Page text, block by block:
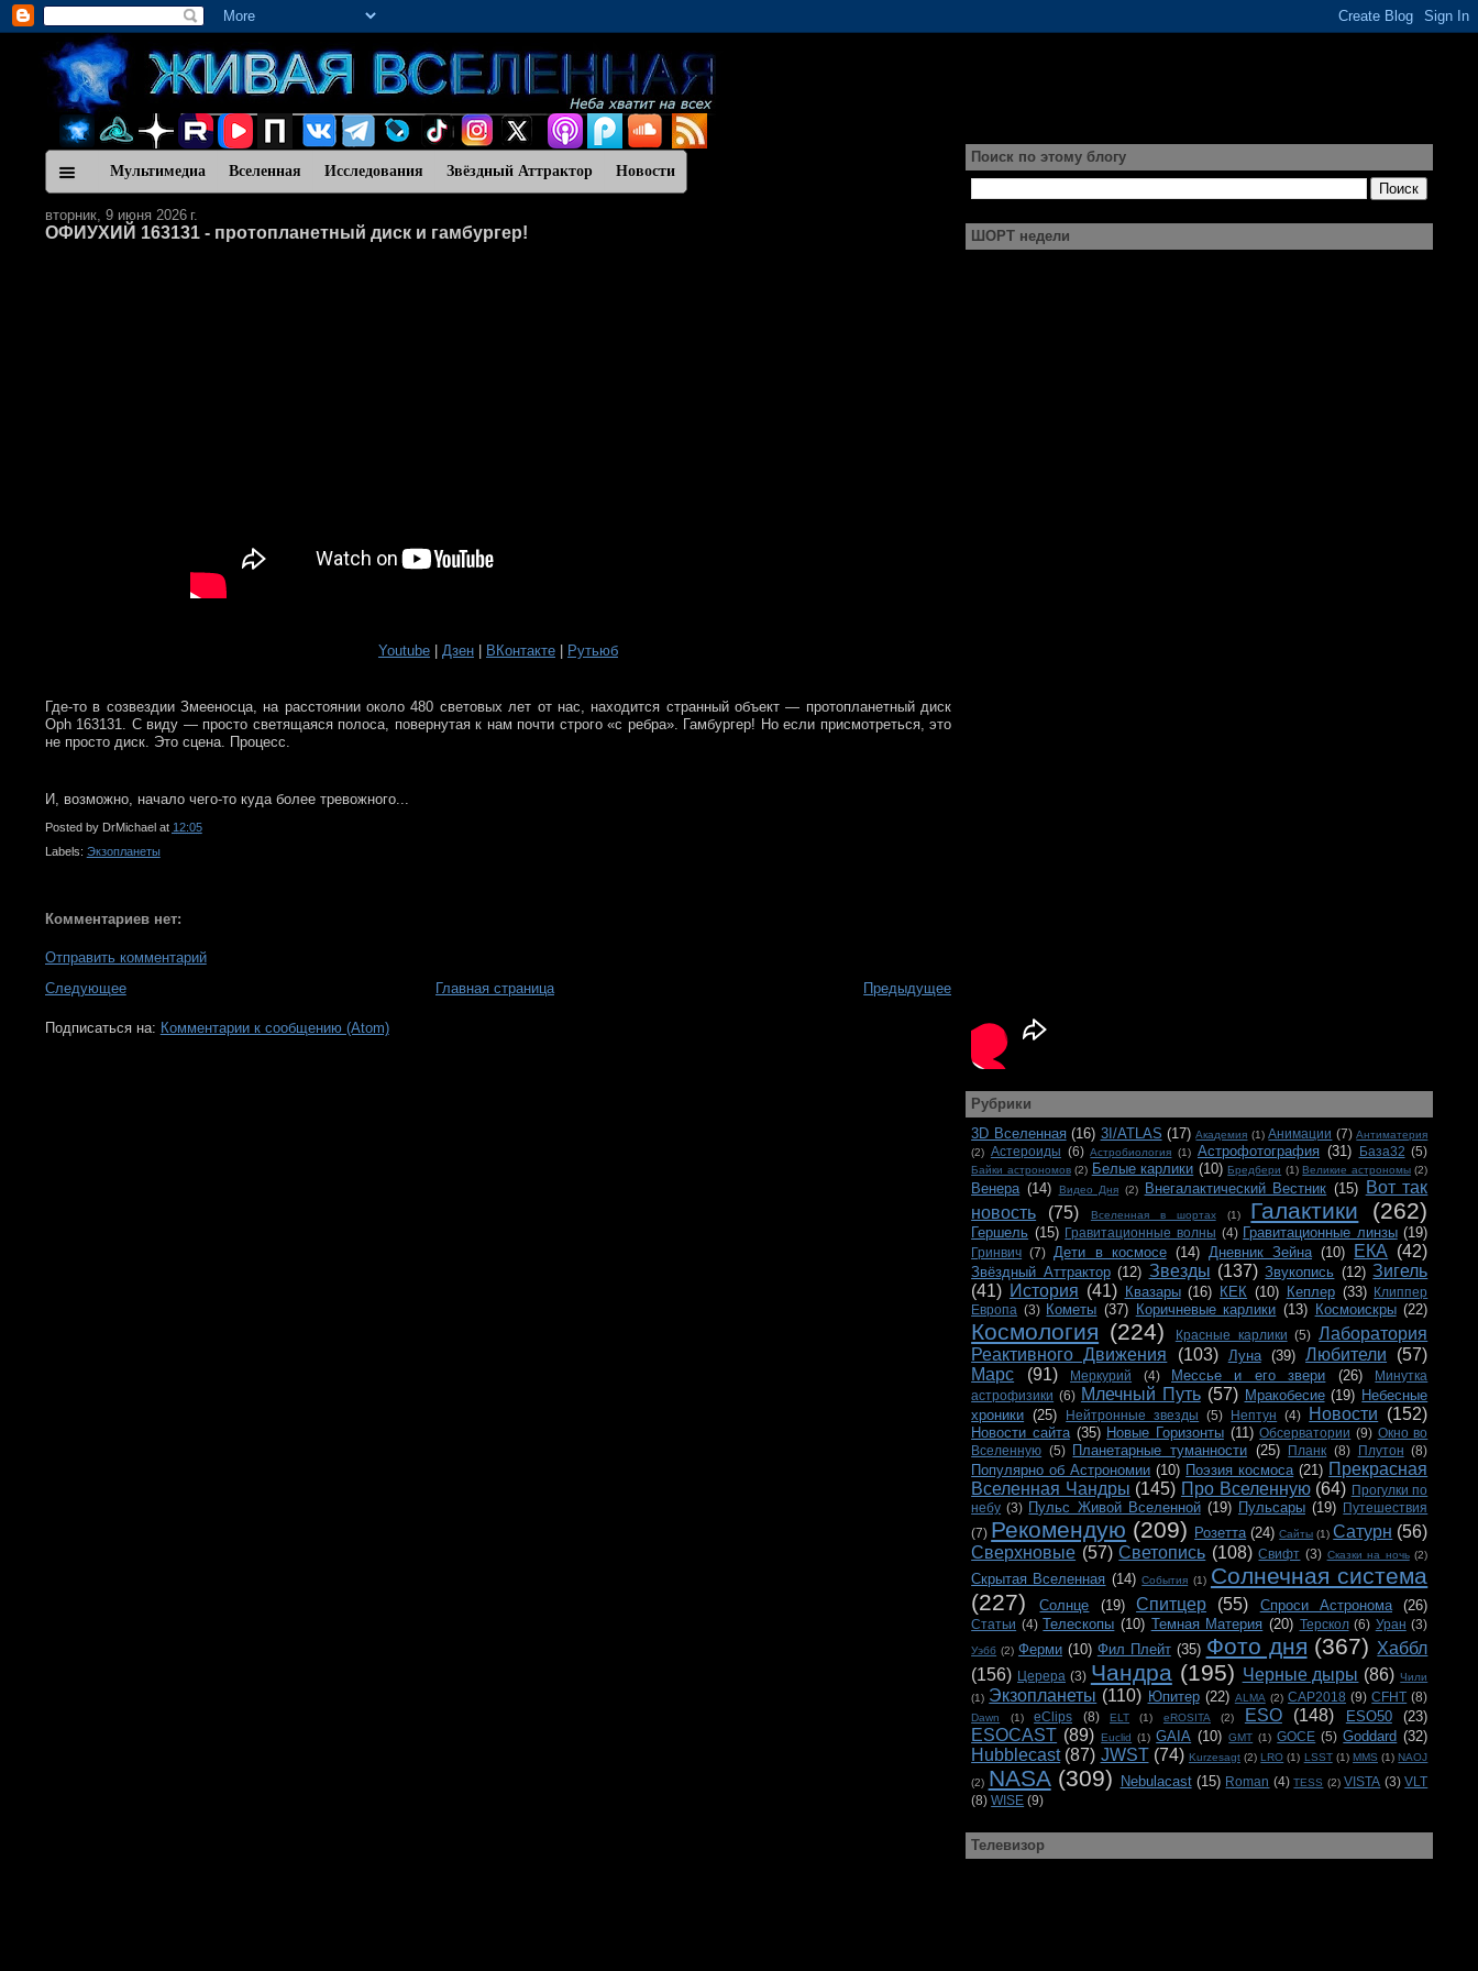
Мультимедиа Вселенная Исследования Звёздный Аттрактор Новости
вторник, 9 июня 2026 г.
ОФИУХИЙ 163131 - протопланетный диск и гамбургер!
Youtube| Дзен| ВКонтакте| Рутьюб
Где-то в созвездии Змееносца, на расстоянии около 480 световых лет от нас, находится странный объект — протопланетный диск
Oph 163131. С виду — просто светящаяся полоса, повернутая к нам почти строго «с ребра». Гамбургер! Но если присмотреться, это
не просто диск. Это сцена. Процесс.
И, возможно, начало чего-то куда более тревожного...
Posted by DrMichael at 12:05
Labels: Экзопланеты
Комментариев нет:
Отправить комментарий
Следующее
Предыдущее
Главная страница
Подписаться на: Комментарии к сообщению (Atom)
Поиск по этому блогу
ШОРТ недели
Рубрики
3D Вселенная (16) 3I/ATLAS (17) Академия (1) Анимации (7) Антиматерия
(2) Астероиды (6) Астробиология (1) Астрофотография (31) База32 (5)
Байки астрономов (2) Белые карлики (10) Бредбери (1) Великие астрономы (2)
Венера (14) Видео Дня (2) Внегалактический Вестник (15)
Вот так
новость
(75) Вселенная в шортах (1) Галактики (262)
Гершель (15) Гравитационные волны (4) Гравитационные линзы (19)
Гринвич (7) Дети в космосе (14) Дневник Зейна (10) ЕКА (42)
Звёздный Аттрактор (12) Звезды (137) Звукопись (12) Зигель
(41) История (41) Квазары (16) КЕК (10) Кеплер (33) Клиппер
Европа (3) Кометы (37) Коричневые карлики (13) Космоискры (22)
Космология (224) Красные карлики (5) Лаборатория
Реактивного Движения
(103) Луна (39) Любители
(57)
Марс
(91) Меркурий (4) Мессье и его звери (26)
Минутка
астрофизики (6) Млечный Путь (57) Мракобесие (19) Небесные
хроники (25) Нейтронные звезды (5) Нептун (4) Новости (152)
Новости сайта (35) Новые Горизонты (11) Обсерватории (9) Окно во
Вселенную (5) Планетарные туманности (25) Планк (8) Плутон (8)
Популярно об Астрономии (10) Поэзия космоса (21) Прекрасная
Вселенная Чандры (145) Про Вселенную (64) Прогулки по
небу (3) Пульс Живой Вселенной (19) Пульсары (19) Путешествия
(7) Рекомендую (209) Розетта (24) Сайты (1) Сатурн (56)
Сверхновые (57) Светопись (108) Свифт (3) Сказки на ночь (2)
Скрытая Вселенная (14) События (1) Солнечная система
(227)
Солнце (19) Спитцер (55) Спроси Астронома (26)
Статьи (4) Телескопы (10) Темная Материя (20) Терскол (6) Уран (3)
Уэбб (2) Ферми (10) Фил Плейт (35) Фото дня (367) Хаббл
(156) Церера (3) Чандра (195) Черные дыры (86) Чили
(1) Экзопланеты (110) Юпитер (22) ALMA (2) CAP2018 (9) CFHT (8)
Dawn (1) eClips (8) ELT (1) eROSITA (2) ESO (148) ESO50 (23)
ESOCAST (89) Euclid (1) GAIA (10) GMT (1) GOCE (5) Goddard (32)
Hubblecast (87) JWST (74) Kurzesagt (2) LRO (1) LSST (1) MMS (1) NAOJ
(2) NASA (309) Nebulacast (15) Roman (4) TESS (2) VISTA (3) VLT
(8) WISE (9)
Телевизор